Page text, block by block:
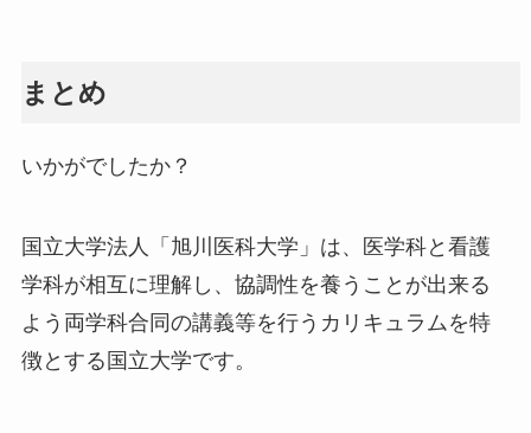
まとめ
いかがでしたか？
国立大学法人「旭川医科大学」は、医学科と看護
学科が相互に理解し、協調性を養うことが出来る
よう両学科合同の講義等を行うカリキュラムを特
徴とする国立大学です。